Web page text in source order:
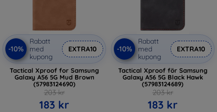
-10%
Rabatt
med
kupong
EXTRA10
Tactical Xproof for Samsung
Galaxy A56 5G Mud Brown
(57983124690)
203 kr
183 kr
-10%
Rabatt
med
kupong
EXTRA10
Tactical Xproof för Samsung
Galaxy A56 5G Black Hawk
(57983124689)
203 kr
183 kr